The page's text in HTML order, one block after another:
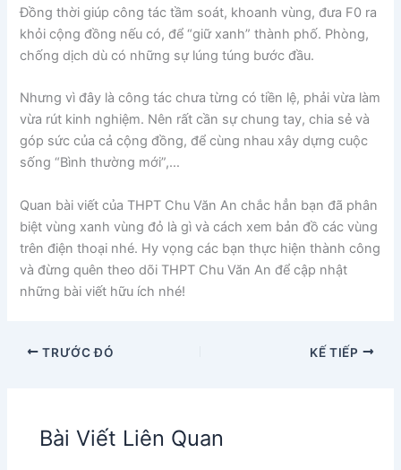
Đồng thời giúp công tác tầm soát, khoanh vùng, đưa F0 ra
khỏi cộng đồng nếu có, để “giữ xanh” thành phố. Phòng,
chống dịch dù có những sự lúng túng bước đầu.
Nhưng vì đây là công tác chưa từng có tiền lệ, phải vừa làm
vừa rút kinh nghiệm. Nên rất cần sự chung tay, chia sẻ và
góp sức của cả cộng đồng, để cùng nhau xây dựng cuộc
sống “Bình thường mới”,…
Quan bài viết của THPT Chu Văn An chắc hẳn bạn đã phân
biệt vùng xanh vùng đỏ là gì và cách xem bản đồ các vùng
trên điện thoại nhé. Hy vọng các bạn thực hiện thành công
và đừng quên theo dõi THPT Chu Văn An để cập nhật
những bài viết hữu ích nhé!
TRƯỚC ĐÓ KẾ TIẾP
Bài Viết Liên Quan